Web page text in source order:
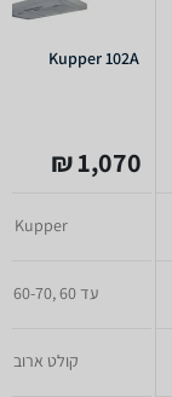
Kupper 102A
1,070 ₪
Kupper
עד 60 ,60-70 ס"מ
קולט ארובה